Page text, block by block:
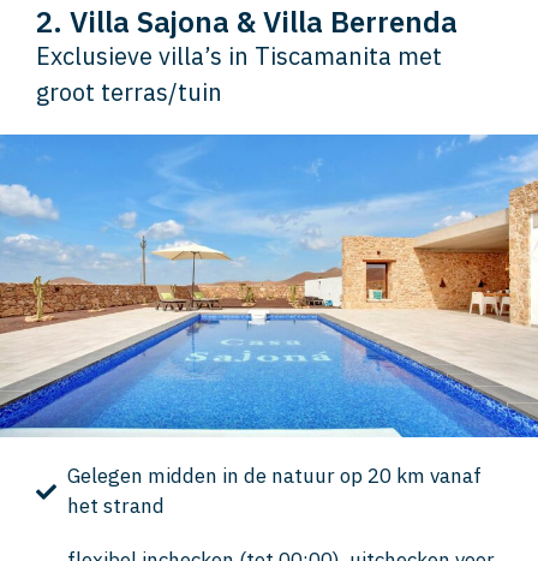
2. Villa Sajona & Villa Berrenda
Exclusieve villa’s in Tiscamanita met
groot terras/tuin
Gelegen midden in de natuur op 20 km vanaf
het strand